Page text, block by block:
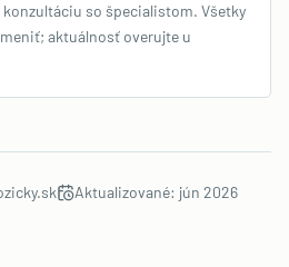
so špecialistom. Všetky
aktuálnosť overujte u
Aktualizované: jún 2026